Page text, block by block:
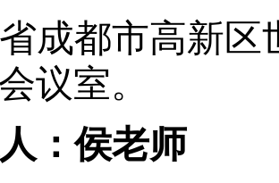
成都市高新区
议室。
：侯老师